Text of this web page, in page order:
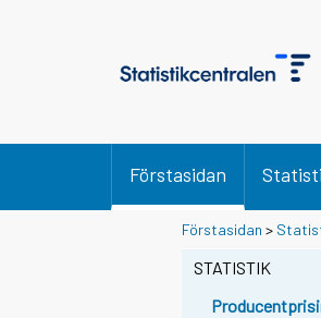
Förstasidan
Förstasidan >
STATISTIK